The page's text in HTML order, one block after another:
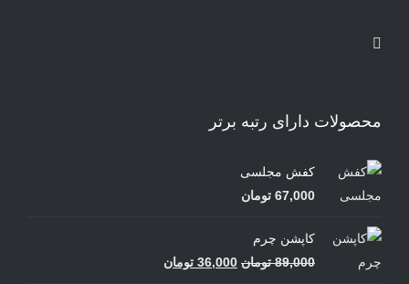
محصولات دارای رتبه برتر
کفش مجلسی
67,000 تومان
کاپشن چرم
89,000 تومان قیمت
36,000 تومان